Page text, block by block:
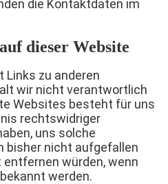
die Kontaktdaten im
dieser Website
Links zu anderen
wir nicht verantwortlich
Websites besteht für uns
rechtswidriger
uns solche
bisher nicht aufgefallen
würden, wenn
werden.